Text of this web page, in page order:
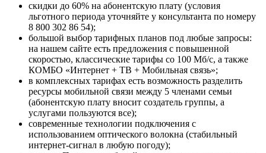
скидки до 60% на абонентскую плату (условия
льготного периода уточняйте у консультанта по номеру
8 800 302 86 54);
большой выбор тарифных планов под любые запросы:
на нашем сайте есть предложения с повышенной
скоростью, классические тарифы со 100 Мб/с, а также
КОМБО «Интернет + ТВ + Мобильная связь»;
в комплексных тарифах есть возможность разделить
ресурсы мобильной связи между 5 членами семьи
(абонентскую плату вносит создатель группы, а
услугами пользуются все);
современные технологии подключения с
использованием оптического волокна (стабильный
интернет-сигнал в любую погоду);